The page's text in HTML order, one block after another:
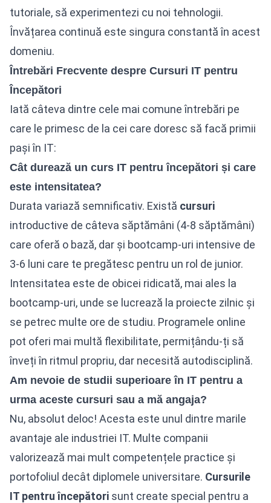
tutoriale, să experimentezi cu noi tehnologii.
Învățarea continuă este singura constantă în acest
domeniu.
Întrebări Frecvente despre Cursuri IT pentru
Începători
Iată câteva dintre cele mai comune întrebări pe
care le primesc de la cei care doresc să facă primii
pași în IT:
Cât durează un curs IT pentru începători și care
este intensitatea?
Durata variază semnificativ. Există cursuri
introductive de câteva săptămâni (4-8 săptămâni)
care oferă o bază, dar și bootcamp-uri intensive de
3-6 luni care te pregătesc pentru un rol de junior.
Intensitatea este de obicei ridicată, mai ales la
bootcamp-uri, unde se lucrează la proiecte zilnic și
se petrec multe ore de studiu. Programele online
pot oferi mai multă flexibilitate, permițându-ți să
înveți în ritmul propriu, dar necesită autodisciplină.
Am nevoie de studii superioare în IT pentru a
urma aceste cursuri sau a mă angaja?
Nu, absolut deloc! Acesta este unul dintre marile
avantaje ale industriei IT. Multe companii
valorizează mai mult competențele practice și
portofoliul decât diplomele universitare. Cursurile
IT pentru începători sunt create special pentru a